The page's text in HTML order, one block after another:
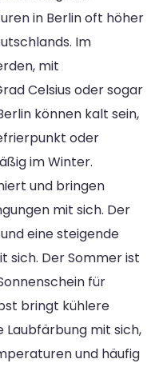
in Berlin oft höher
Im
mit
Celsius oder sogar
können kalt sein,
oder
im Winter.
und bringen
mit sich. Der
eine steigende
sich. Der Sommer ist
für
bringt kühlere
mit sich,
und häufig